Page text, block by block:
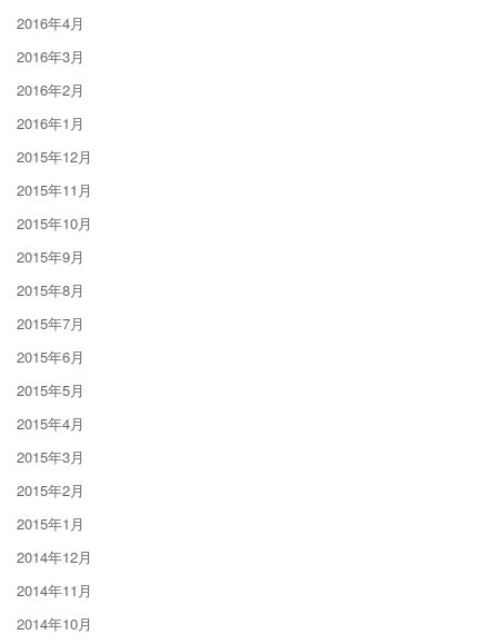
2016年4月
2016年3月
2016年2月
2016年1月
2015年12月
2015年11月
2015年10月
2015年9月
2015年8月
2015年7月
2015年6月
2015年5月
2015年4月
2015年3月
2015年2月
2015年1月
2014年12月
2014年11月
2014年10月